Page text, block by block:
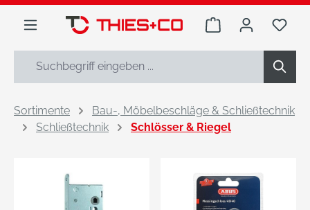
springen
Warenkorb Du
Sortimente
Bau-, Möbelbeschläge & Schließtechnik
Schließtechnik
Schlösser & Riegel